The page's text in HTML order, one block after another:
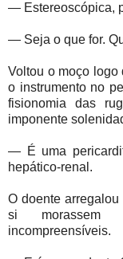
— Estereoscópica,
— Seja o que for.
Voltou o moço
o instrumento no
fisionomia das
imponente
— É uma
hepático-renal.
O doente
si morassem
incompreensíveis.